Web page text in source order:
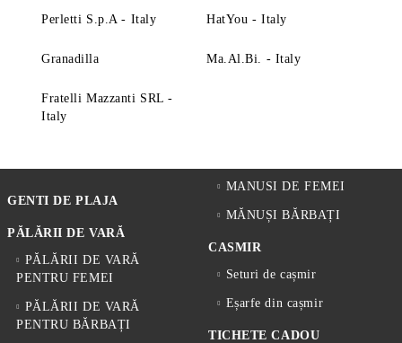
Perletti S.p.A - Italy HatYou - Italy
Granadilla Ma.Al.Bi. - Italy
Fratelli Mazzanti SRL -
Italy
GENTI DE PLAJA
PĂLĂRII DE VARĂ
PĂLĂRII DE VARĂ
PENTRU FEMEI
PĂLĂRII DE VARĂ
PENTRU BĂRBAȚI
MANUSI DE FEMEI
MĂNUȘI BĂRBAȚI
CASMIR
Seturi de cașmir
Eșarfe din cașmir
TICHETE CADOU